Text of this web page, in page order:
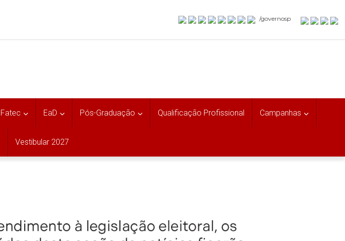
/governosp
Fatec EaD Pós-Graduação Qualificação Profissional Campanhas
Vestibular 2027